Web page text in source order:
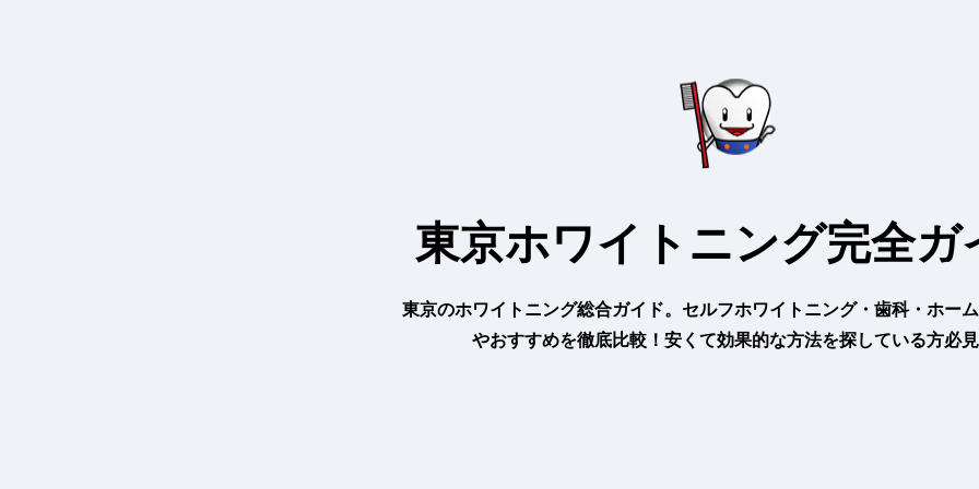
東京ホワイトニング完全ガ
東京のホワイトニング総合ガイド。セルフホワイトニング・歯科・ホー
やおすすめを徹底比較！安くて効果的な方法を探している方必